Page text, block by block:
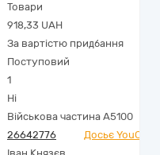
Товари
918,33 UAH
За вартістю придбання
Поступовий
1
Ні
Військова частина А5100
26642776
Досьє